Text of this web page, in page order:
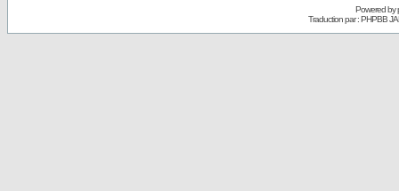
Powered by
Traduction par : PHPBB